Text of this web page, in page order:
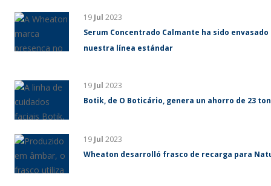
19 Jul 2023
Serum Concentrado Calmante ha sido
nuestra línea estándar
19 Jul 2023
Botik, de O Boticário, genera un ahorro de 23
19 Jul 2023
Wheaton desarrolló frasco de recarga para